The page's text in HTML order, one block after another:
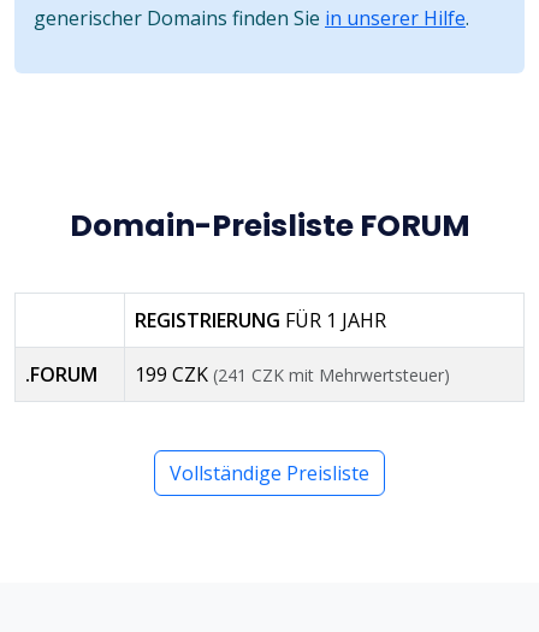
generischer Domains finden Sie in unserer Hilfe.
Domain-Preisliste FORUM
REGISTRIERUNG FÜR 1 JAHR
.FORUM 199 CZK (241 CZK mit Mehrwertsteuer)
Vollständige Preisliste